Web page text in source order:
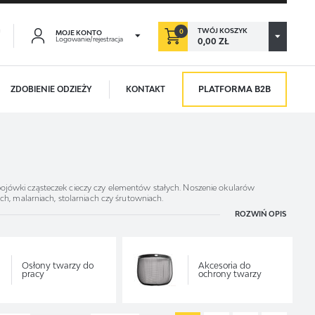
MOJE KONTO
Logowanie/rejestracja
0 TWÓJ KOSZYK
0,00 ZŁ
ZDOBIENIE ODZIEŻY KONTAKT PLATFORMA B2B
cząsteczek cieczy czy elementów stałych. Noszenieokularów
malarniach, stolarniach czy śrutowniach.
Dzięki temu pracownicy
narządu wzroku lub zastosować środków ochrony zbiorowej. Wówczas
ROZWIŃ OPIS
Osłony twarzy do
pracy
Akcesoria do
ochrony twarzy